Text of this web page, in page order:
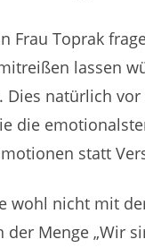
Frau Toprak
lassen
Dies natürlich
die
statt
wohl nicht mit
Menge „Wir